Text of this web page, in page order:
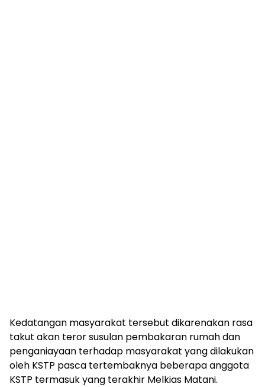
Kedatangan masyarakat tersebut dikarenakan rasa
takut akan teror susulan pembakaran rumah dan
penganiayaan terhadap masyarakat yang dilakukan
oleh KSTP pasca tertembaknya beberapa anggota
KSTP termasuk yang terakhir Melkias Matani.